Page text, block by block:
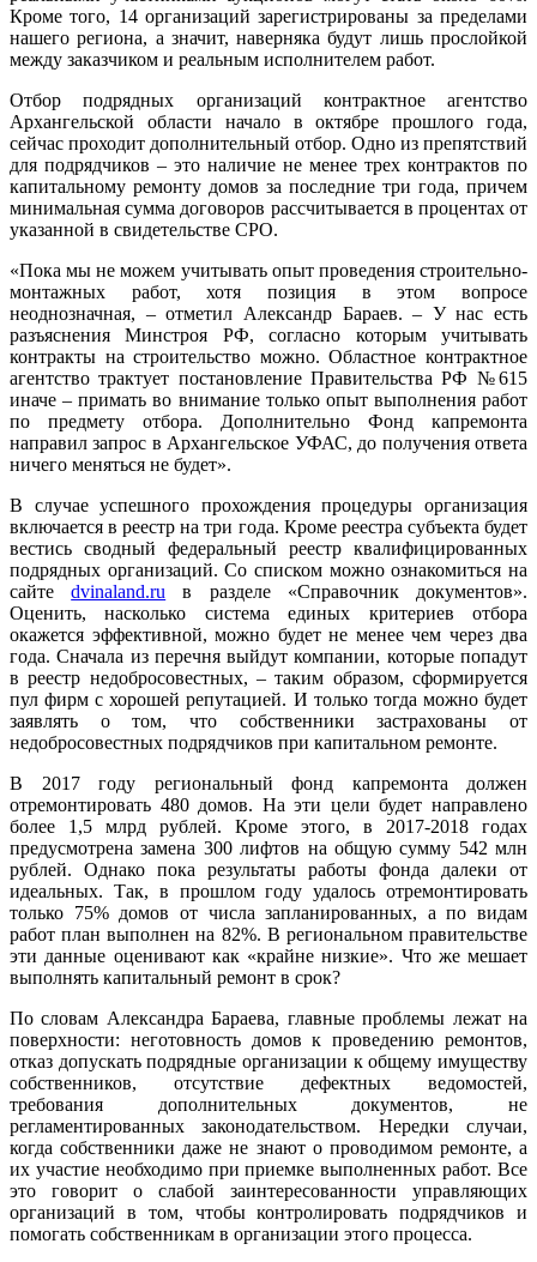
Кроме того, 14 организаций зарегистрированы за пределами
нашего региона, а значит, наверняка будут лишь прослойкой
между заказчиком и реальным исполнителем работ.
Отбор подрядных организаций контрактное агентство
Архангельской области начало в октябре прошлого года,
сейчас проходит дополнительный отбор. Одно из препятствий
для подрядчиков – это наличие не менее трех контрактов по
капитальному ремонту домов за последние три года, причем
минимальная сумма договоров рассчитывается в процентах от
указанной в свидетельстве СРО.
«Пока мы не можем учитывать опыт проведения строительно-
монтажных работ, хотя позиция в этом вопросе
неоднозначная, – отметил Александр Бараев. – У нас есть
разъяснения Минстроя РФ, согласно которым учитывать
контракты на строительство можно. Областное контрактное
агентство трактует постановление Правительства РФ №615
иначе – примать во внимание только опыт выполнения работ
по предмету отбора. Дополнительно Фонд капремонта
направил запрос в Архангельское УФАС, до получения ответа
ничего меняться не будет».
В случае успешного прохождения процедуры организация
включается в реестр на три года. Кроме ре­естра субъекта будет
вестись сводный федеральный реестр квалифицированных
подрядных организаций. Со списком можно ознакомиться на
сайтеdvinaland.ru в разделе «Справочник документов».
Оценить, насколько система единых критериев отбора
окажется эффективной, можно будет не менее чем через два
года. Сначала из перечня выйдут компании, которые попадут
в реестр недобросовестных, – таким образом, сформируется
пул фирм с хорошей репутацией. И только тогда можно будет
заявлять о том, что собственники застрахованы от
недобросовестных подрядчиков при капитальном ремонте.
В 2017 году региональный фонд капремонта должен
отремонтировать 480 домов. На эти цели будет направлено
более 1,5 млрд рублей. Кроме этого, в 2017-2018 годах
предусмотрена замена 300 лифтов на общую сумму 542 млн
рублей. Однако пока результаты работы фонда далеки от
идеальных. Так, в прошлом году удалось отремонтировать
только 75% домов от числа запланированных, а по видам
работ план выполнен на 82%. В региональном правительстве
эти данные оценивают как «крайне низкие». Что же мешает
выполнять капитальный ремонт в срок?
По словам Александра Бараева, главные проблемы лежат на
поверхности: неготовность домов к проведению ремонтов,
отказ допускать подрядные организации к общему имуществу
собственников, отсутствие дефектных ведомостей,
требования дополнительных документов, не
регламентированных законодательством. Нередки случаи,
когда собственники даже не знают о проводимом ремонте, а
их участие необходимо при приемке выполненных работ. Все
это говорит о слабой заинтересованности управляющих
организаций в том, чтобы контролировать подрядчиков и
помогать собственникам в организации этого процесса.